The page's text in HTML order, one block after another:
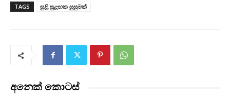
TAGS සුළි සුළඟක සුසුමක්
අනෙක් කොටස්